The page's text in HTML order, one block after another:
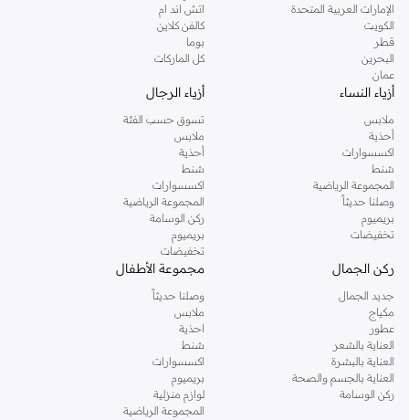
دوروثي بيركنز الشهيرة. تصفحي المجموعة كاملة في متجر دوروثي بيركنز اون لاين او
استخدمي القائمة لتحديد تجربة تسوق دوروثي بيركنز اون لاين. خدمة التوصيل السريعة
والدعم الاستثنائي يضمن لك تجربة تسوق ممتعة دائما مع نمشي.
الإمارات العربية المتحدة
الكويت
قطر
البحرين
عمان
اتش اند ام
كالفن كلاين
بوما
كل الماركات
أزياء النساء
ملابس
أحذية
اكسسوارات
شنط
المجموعة الرياضية
وصلنا حديثاً
بريميوم
تخفيضات
أزياء الرجال
تسوق حسب الفئة
ملابس
أحذية
شنط
اكسسوارات
المجموعة الرياضية
ركن الوسامة
بريميوم
تخفيضات
ركن الجمال
جديد الجمال
مكياج
عطور
العناية بالشعر
العناية بالبشرة
العناية بالجسم والصحة
ركن الوسامة
مجموعة الأطفال
وصلنا حديثاً
ملابس
احذية
شنط
اكسسوارات
بريميوم
لوازم منزلية
المجموعة الرياضية